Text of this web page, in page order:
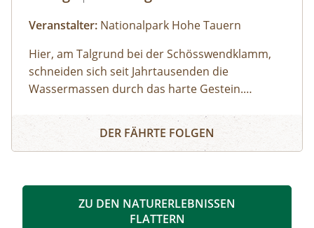
Veranstalter: Nationalpark Hohe Tauern
Hier, am Talgrund bei der Schösswendklamm,
schneiden sich seit Jahrtausenden die
Wassermassen durch das harte Gestein.
Kolke und kleine Wasserfälle entstanden. Der
Klamm folgend geht es weiter bis zum Hintersee
mit Blick über den Talschluss mit seinen
Schösswendklamm und Hintersee
DER FÄHRTE FOLGEN
ZU DEN NATURERLEBNISSEN
FLATTERN